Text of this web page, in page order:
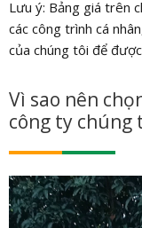
Lưu ý: Bảng giá trên
các công trình cá
của chúng tôi để
Vì sao nên
công ty chúng